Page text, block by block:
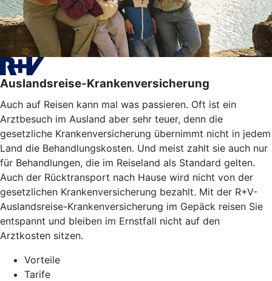
Auslandsreise-Krankenversicherung
Auch auf Reisen kann mal was passieren. Oft ist ein
Arztbesuch im Ausland aber sehr teuer, denn die
gesetzliche Krankenversicherung übernimmt nicht in jedem
Land die Behandlungskosten. Und meist zahlt sie auch nur
für Behandlungen, die im Reiseland als Standard gelten.
Auch der Rücktransport nach Hause wird nicht von der
gesetzlichen Krankenversicherung bezahlt. Mit der R+V-
Auslandsreise-Krankenversicherung im Gepäck reisen Sie
entspannt und bleiben im Ernstfall nicht auf den
Arztkosten sitzen.
Vorteile
Tarife